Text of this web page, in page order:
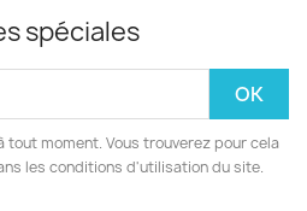
spéciales
tout moment. Vous trouverez pour cela
les conditions d'utilisation du site.